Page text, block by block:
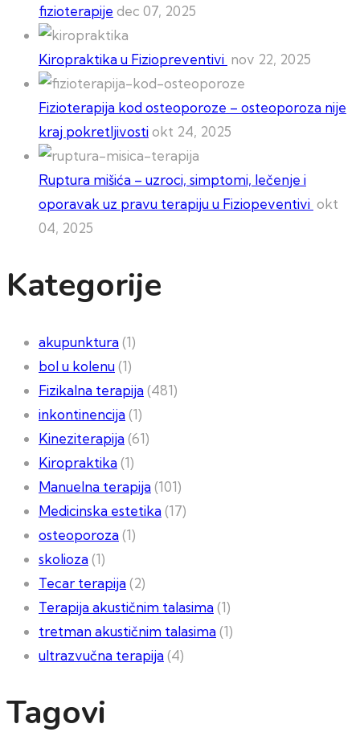
fizioterapije dec 07, 2025
Kiropraktika u Fiziopreventivi nov 22, 2025
Fizioterapija kod osteoporoze – osteoporoza nije
kraj pokretljivostiokt 24, 2025
Ruptura mišića – uzroci, simptomi, lečenje i
oporavak uz pravu terapiju u Fiziopeventivi okt
04, 2025
Kategorije
akupunktura(1)
bol u kolenu(1)
Fizikalna terapija(481)
inkontinencija(1)
Kineziterapija(61)
Kiropraktika(1)
Manuelna terapija(101)
Medicinska estetika(17)
osteoporoza(1)
skolioza(1)
Tecar terapija(2)
Terapija akustičnim talasima(1)
tretman akustičnim talasima(1)
ultrazvučna terapija(4)
Tagovi